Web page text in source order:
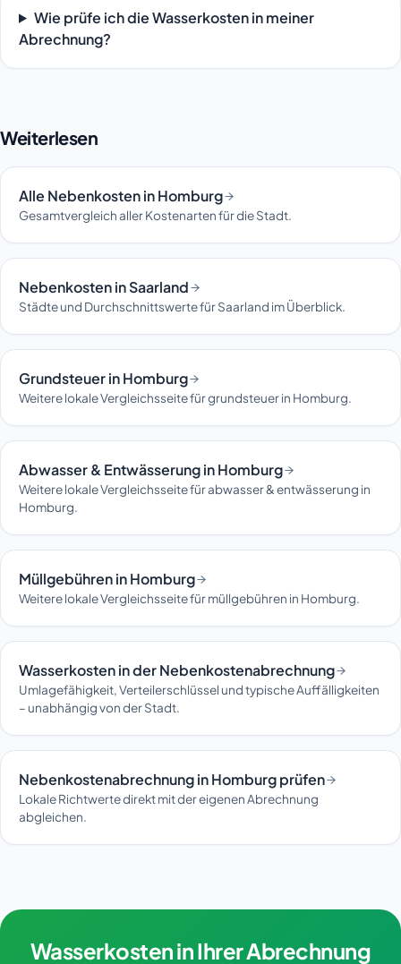
Wie prüfe ich die Wasserkosten in meiner
Abrechnung?
Weiterlesen
Alle Nebenkosten in Homburg
Gesamtvergleich aller Kostenarten für die Stadt.
Nebenkosten in Saarland
Städte und Durchschnittswerte für Saarland im Überblick.
Grundsteuer in Homburg
Weitere lokale Vergleichsseite für grundsteuer in Homburg.
Abwasser & Entwässerung in Homburg
Weitere lokale Vergleichsseite für abwasser & entwässerung in
Homburg.
Müllgebühren in Homburg
Weitere lokale Vergleichsseite für müllgebühren in Homburg.
Wasserkosten in der Nebenkostenabrechnung
Umlagefähigkeit, Verteilerschlüssel und typische Auffälligkeiten
– unabhängig von der Stadt.
Nebenkostenabrechnung in Homburg prüfen
Lokale Richtwerte direkt mit der eigenen Abrechnung
abgleichen.
Wasserkosten in Ihrer Abrechnung